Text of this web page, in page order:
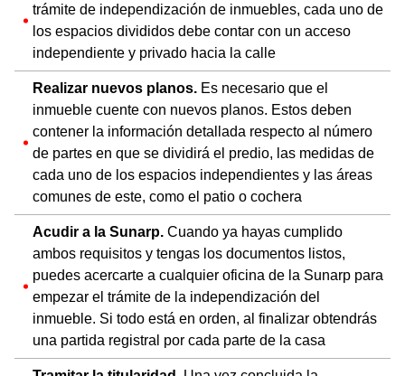
trámite de independización de inmuebles, cada uno de
los espacios divididos debe contar con un acceso
independiente y privado hacia la calle
Realizar nuevos planos. Es necesario que el
inmueble cuente con nuevos planos. Estos deben
contener la información detallada respecto al número
de partes en que se dividirá el predio, las medidas de
cada uno de los espacios independientes y las áreas
comunes de este, como el patio o cochera
Acudir a la Sunarp. Cuando ya hayas cumplido
ambos requisitos y tengas los documentos listos,
puedes acercarte a cualquier oficina de la Sunarp para
empezar el trámite de la independización del
inmueble. Si todo está en orden, al finalizar obtendrás
una partida registral por cada parte de la casa